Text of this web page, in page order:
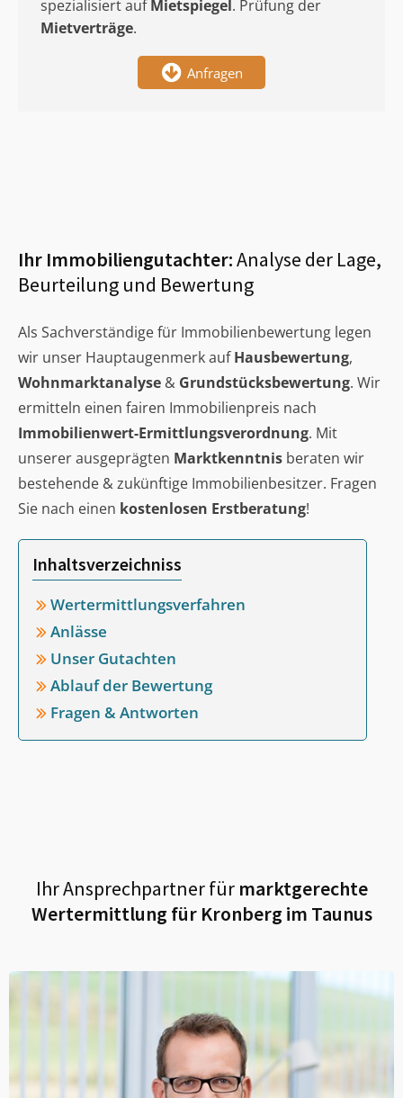
spezialisiert auf Mietspiegel . Prüfung der
Mietverträge.
Anfragen
Ihr Immobiliengutachter:Analyse der Lage,
Beurteilung und Bewertung
Als Sachverständige für Immobilienbewertung legen
wir unser Hauptaugenmerk aufHausbewertung,
Wohnmarktanalyse & Grundstücksbewertung. Wir
ermitteln einen fairen Immobilienpreis nach
Immobilienwert-Ermittlungsverordnung. Mit
unserer ausgeprägten Marktkenntnis beraten wir
bestehende & zukünftige Immobilienbesitzer. Fragen
Sie nach einen kostenlosen Erstberatung!
Inhaltsverzeichniss
Wertermittlungsverfahren
Anlässe
Unser Gutachten
Ablauf der Bewertung
Fragen & Antworten
Ihr Ansprechpartner fürmarktgerechte
Wertermittlung für Kronberg im Taunus